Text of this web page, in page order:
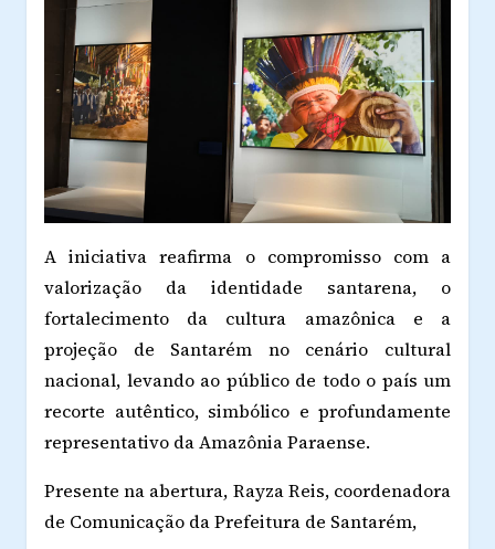
A iniciativa reafirma o compromisso com a
valorização da identidade santarena, o
fortalecimento da cultura amazônica e a
projeção de Santarém no cenário cultural
nacional, levando ao público de todo o país um
recorte autêntico, simbólico e profundamente
representativo da Amazônia Paraense.
Presente na abertura, Rayza Reis, coordenadora
de Comunicação da Prefeitura de Santarém,